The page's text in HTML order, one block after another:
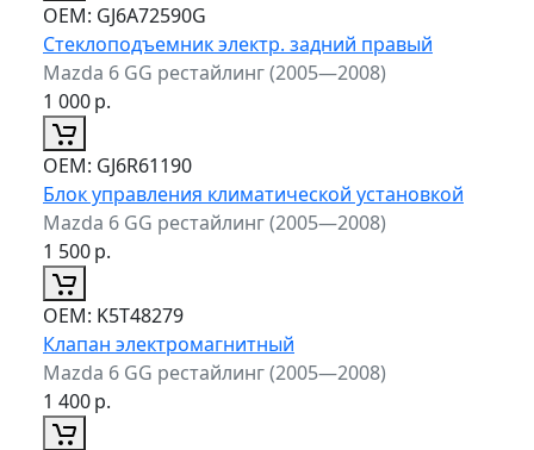
ОЕМ: GJ6A72590G
Стеклоподъемник электр. задний правый
Mazda 6 GG рестайлинг (2005—2008)
1 000р.
ОЕМ: GJ6R61190
Блок управления климатической установкой
Mazda 6 GG рестайлинг (2005—2008)
1 500р.
ОЕМ: K5T48279
Клапан электромагнитный
Mazda 6 GG рестайлинг (2005—2008)
1 400р.